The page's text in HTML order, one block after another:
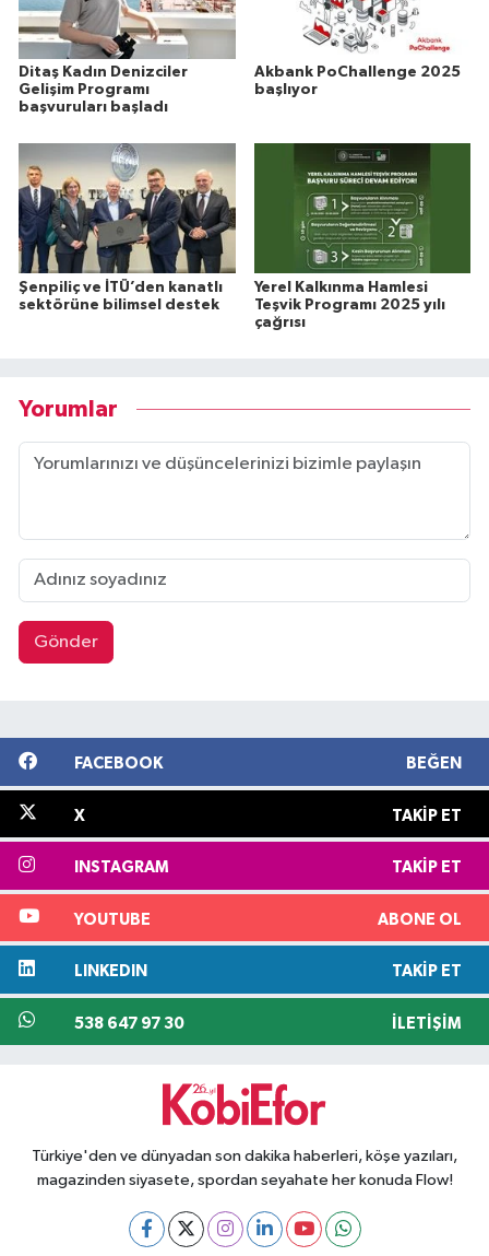
Ditaş Kadın Denizciler
Gelişim Programı
başvuruları başladı
Akbank PoChallenge 2025
başlıyor
Şenpiliç ve İTÜ’den kanatlı
sektörüne bilimsel destek
Yerel Kalkınma Hamlesi
Teşvik Programı 2025 yılı
çağrısı
Yorumlar
Gönder
FACEBOOK BEĞEN
X TAKIP ET
INSTAGRAM TAKIP ET
YOUTUBE ABONE OL
LINKEDIN TAKIP ET
538 647 97 30 İLETIŞIM
Türkiye'den ve dünyadan son dakika haberleri, köşe yazıları,
magazinden siyasete, spordan seyahate her konuda Flow!